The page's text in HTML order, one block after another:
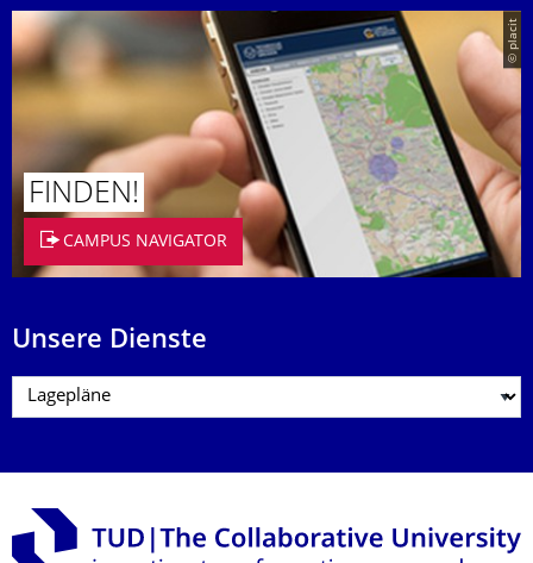
© placit
FINDEN!
CAMPUS NAVIGATOR
Unsere Dienste